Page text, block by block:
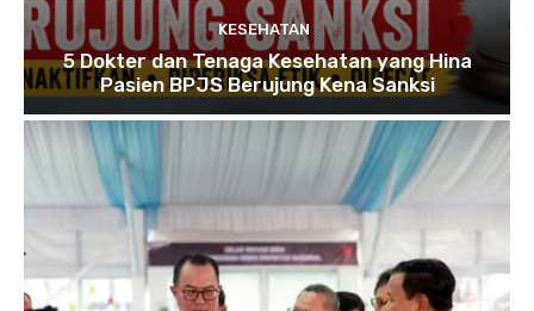
KESEHATAN
5 Dokter dan Tenaga Kesehatan yang Hina
Pasien BPJS Berujung Kena Sanksi